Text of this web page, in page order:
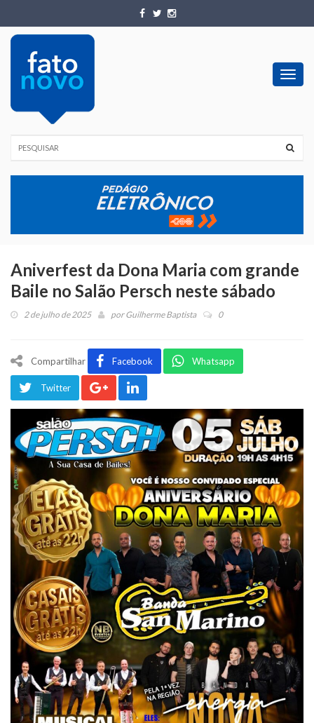
Aniverfest da Dona Maria com grande
Baile no Salão Persch neste sábado
2 de julho de 2025 porGuilherme Baptista 0
Compartilhar Facebook Whatsapp
Twitter